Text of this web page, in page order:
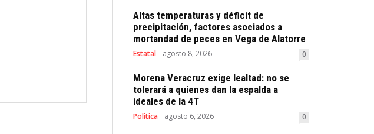
Altas temperaturas y déficit de
precipitación, factores asociados a
mortandad de peces en Vega de Alatorre
Estatal agosto 8, 2026 0
Morena Veracruz exige lealtad: no se
tolerará a quienes dan la espalda a
ideales de la 4T
Politica agosto 6, 2026 0